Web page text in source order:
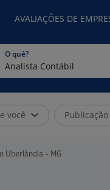
AVALIAÇÕES DE
O quê?
você Publicação
Uberlândia - MG